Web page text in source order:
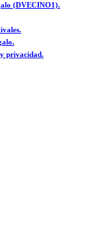
(DVECINO1).
privacidad.